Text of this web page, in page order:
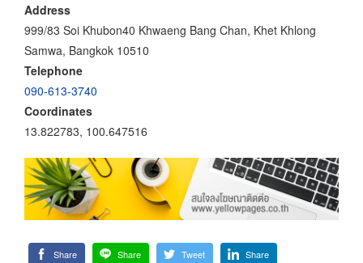
Address
999/83 Soi Khubon40 Khwaeng Bang Chan, Khet Khlong
Samwa, Bangkok 10510
Telephone
090-613-3740
Coordinates
13.822783, 100.647516
Share Share Tweet Share